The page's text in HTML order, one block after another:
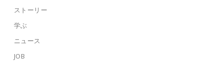
ストーリー
学ぶ
ニュース
JOB